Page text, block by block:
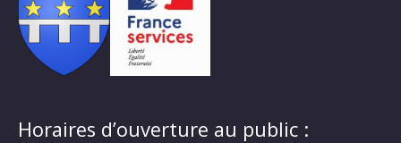
Horaires d’ouverture au public :